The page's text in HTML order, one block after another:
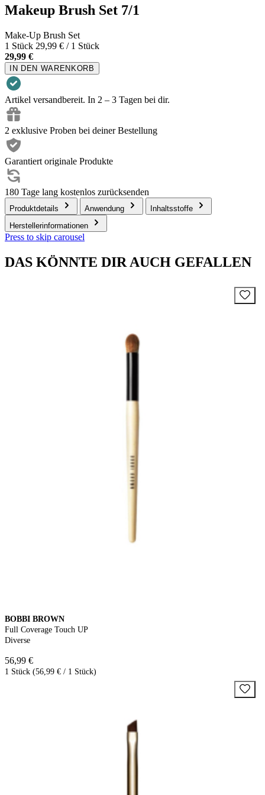
Makeup Brush Set 7/1
Make-Up Brush Set
1 Stück 29,99 € / 1 Stück
29,99 €
IN DEN WARENKORB
Artikel versandbereit. In 2 – 3 Tagen bei dir.
2 exklusive Proben bei deiner Bestellung
Garantiert originale Produkte
180 Tage lang kostenlos zurücksenden
Produktdetails Anwendung
Inhaltsstoffe
Herstellerinformationen
Press to skip carousel
DAS KÖNNTE DIR AUCH GEFALLEN
BOBBI BROWN
Full Coverage Touch UP
Diverse
56,99 €
1 Stück (56,99 € / 1 Stück)